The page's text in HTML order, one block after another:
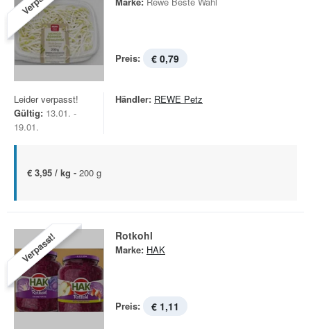
Preis: € 0,79
Leider verpasst!
Gültig: 13.01. -
19.01.
Händler: REWE Petz
€ 3,95 / kg - 200 g
Verpasst! Rotkohl
Marke: HAK
Preis: € 1,11